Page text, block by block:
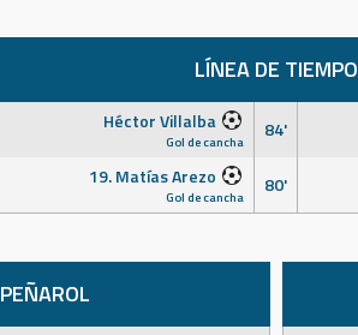
LÍNEA DE TIEMPO
Héctor Villalba
Gol de cancha
84'
19. Matías Arezo
Gol de cancha 80'
PEÑAROL